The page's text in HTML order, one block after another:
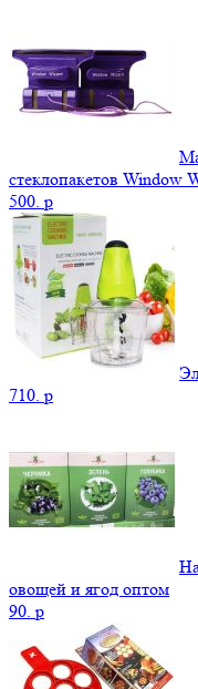
стеклопакетов Window
500. p
710. p
овощей и ягод оптом
90. p